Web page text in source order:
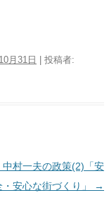
月31日
投稿者:
村一夫の政策(2)「安
・安心な街づくり」
→